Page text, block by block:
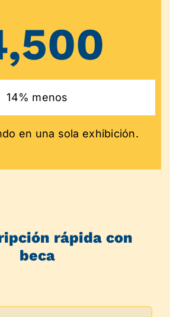
14% menos
en una sola exhibición.
rápida con
beca